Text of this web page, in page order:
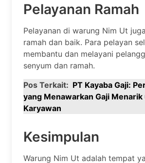
Pelayanan Ramah
Pelayanan di warung Nim Ut
ramah dan baik. Para pelayan
membantu dan melayani
senyum dan ramah.
Pos Terkait: PT Kayaba Gaji:
yang Menawarkan Gaji
Karyawan
Kesimpulan
Warung Nim Ut adalah tempat